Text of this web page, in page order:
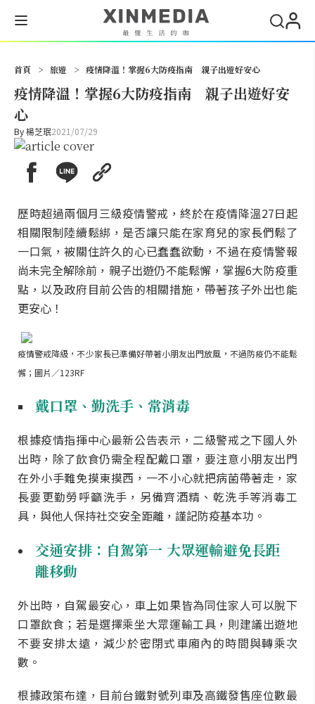
首頁 > 旅遊 > 疫情降溫！掌握6大防疫指南 親子出遊好安心
疫情降溫！掌握6大防疫指南 親子出遊好安
心
By楊芝珉2021/07/29
歷時超過兩個月三級疫情警戒，終於在疫情降溫27日起
相關限制陸續鬆綁，是否讓只能在家育兒的家長們鬆了
一口氣，被關住許久的心已蠢蠢欲動，不過在疫情警報
尚未完全解除前，親子出遊仍不能鬆懈，掌握6大防疫重
點，以及政府目前公告的相關措施，帶著孩子外出也能
更安心！
疫情警戒降級，不少家長已準備好帶著小朋友出門放風，不過防疫仍不能鬆
懈；圖片／123RF
戴口罩、勤洗手、常消毒
根據疫情指揮中心最新公告表示，二級警戒之下國人外
出時，除了飲食仍需全程配戴口罩，要注意小朋友出門
在外小手難免摸東摸西，一不小心就把病菌帶著走，家
長要更勤勞呼籲洗手，另備齊酒精、乾洗手等消毒工
具，與他人保持社交安全距離，謹記防疫基本功。
交通安排：自駕第一 大眾運輸避免長距
離移動
外出時，自駕最安心，車上如果皆為同住家人可以脫下
口罩飲食；若是選擇乘坐大眾運輸工具，則建議出遊地
不要安排太遠，減少於密閉式車廂內的時間與轉乘次
數。
根據政策布達，目前台鐵對號列車及高鐵發售座位數最